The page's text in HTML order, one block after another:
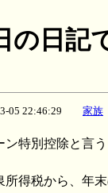
の日記
05 22:46:29 家族
特別控除と言う
得税から、年